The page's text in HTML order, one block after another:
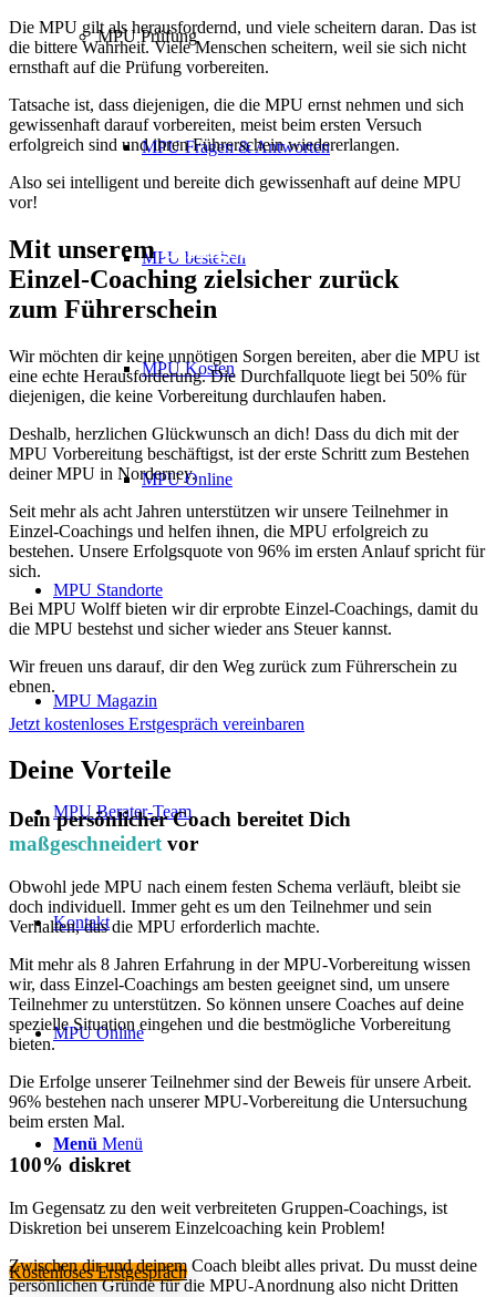
MPU Prüfung
MPU Fragen & Antworten
MPU bestehen
MPU Kosten
MPU Online
MPU Standorte
MPU Magazin
MPU Berater-Team
Kontakt
MPU Online
Menü Menü
Kostenloses Erstgespräch
Die MPU gilt als herausfordernd, und viele scheitern daran. Das ist
die bittere Wahrheit. Viele Menschen scheitern, weil sie sich nicht
ernsthaft auf die Prüfung vorbereiten.
Tatsache ist, dass diejenigen, die die MPU ernst nehmen und sich
gewissenhaft darauf vorbereiten, meist beim ersten Versuch
erfolgreich sind und ihren Führerschein wiedererlangen.
Also sei intelligent und bereite dich gewissenhaft auf deine MPU
vor!
Mit unseremerfolgsbewährten
Einzel-Coaching zielsicher zurück
zum Führerschein
Wir möchten dir keine unnötigen Sorgen bereiten, aber die MPU ist
eine echte Herausforderung. Die Durchfallquote liegt bei 50% für
diejenigen, die keine Vorbereitung durchlaufen haben.
Deshalb, herzlichen Glückwunsch an dich! Dass du dich mit der
MPU Vorbereitung beschäftigst, ist der erste Schritt zum Bestehen
deiner MPU in Norderney.
Seit mehr als acht Jahren unterstützen wir unsere Teilnehmer in
Einzel-Coachings und helfen ihnen, die MPU erfolgreich zu
bestehen. Unsere Erfolgsquote von 96% im ersten Anlauf spricht für
sich.
Bei MPU Wolff bieten wir dir erprobte Einzel-Coachings, damit du
die MPU bestehst und sicher wieder ans Steuer kannst.
Wir freuen uns darauf, dir den Weg zurück zum Führerschein zu
ebnen.
Jetzt kostenloses Erstgespräch vereinbaren
Deine Vorteile
Dein persönlicher Coach bereitet Dich
maßgeschneidertvor
Obwohl jede MPU nach einem festen Schema verläuft, bleibt sie
doch individuell. Immer geht es um den Teilnehmer und sein
Verhalten, das die MPU erforderlich machte.
Mit mehr als 8 Jahren Erfahrung in der MPU-Vorbereitung wissen
wir, dass Einzel-Coachings am besten geeignet sind, um unsere
Teilnehmer zu unterstützen. So können unsere Coaches auf deine
spezielle Situation eingehen und die bestmögliche Vorbereitung
bieten.
Die Erfolge unserer Teilnehmer sind der Beweis für unsere Arbeit.
96% bestehen nach unserer MPU-Vorbereitung die Untersuchung
beim ersten Mal.
100% diskret
Im Gegensatz zu den weit verbreiteten Gruppen-Coachings, ist
Diskretion bei unserem Einzelcoaching kein Problem!
Zwischen dir und deinem Coach bleibt alles privat. Du musst deine
persönlichen Gründe für die MPU-Anordnung also nicht Dritten